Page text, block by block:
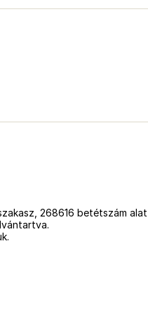
268616 betétszám